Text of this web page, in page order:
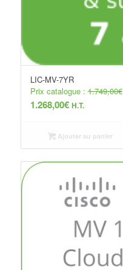
LIC-MV-7YR
Prix catalogue :1.749,00€
1.268,00€ H.T.
Ajouter au panier